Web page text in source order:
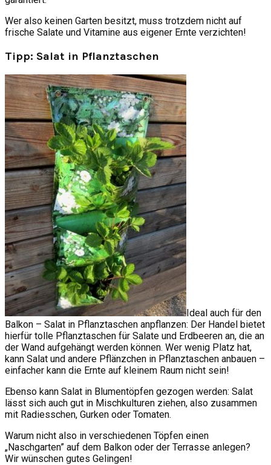
Wer also keinen Garten besitzt, muss trotzdem nicht auf
frische Salate und Vitamine aus eigener Ernte verzichten!
Tipp: Salat in Pflanztaschen
Ideal auch für den
Balkon – Salat in Pflanztaschen anpflanzen: Der Handel bietet
hierfür tolle Pflanztaschen für Salate und Erdbeeren an, die an
der Wand aufgehängt werden können. Wer wenig Platz hat,
kann Salat und andere Pflänzchen in Pflanztaschen anbauen –
einfacher kann die Ernte auf kleinem Raum nicht sein!
Ebenso kann Salat in Blumentöpfen gezogen werden: Salat
lässt sich auch gut in Mischkulturen ziehen, also zusammen
mit Radiesschen, Gurken oder Tomaten.
Warum nicht also in verschiedenen Töpfen einen
„Naschgarten” auf dem Balkon oder der Terrasse anlegen?
Wir wünschen gutes Gelingen!